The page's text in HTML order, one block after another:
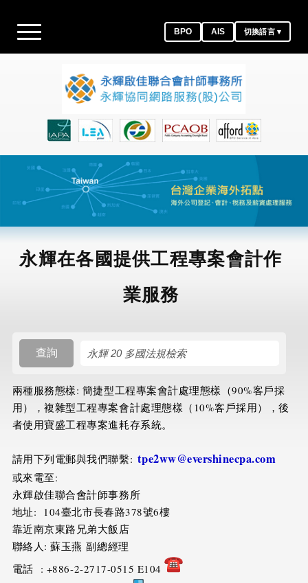
BPO AIS 切換語言 ▾
永輝在各國提供工程專案會計作
業服務
查詢
兩種服務態樣: 簡捷型工程專案會計處理態樣（90%客戶採
用），複雜型工程專案會計處理態樣（10%客戶採用），後
者使用寶盛工程專案進耗存系統。
請用下列電郵與我們聯繫: tpe2ww@evershinecpa.com
或來電至:
永輝啟佳聯合會計師事務所
地址: 104臺北市長春路378號6樓
靠近南京東路兄弟大飯店
聯絡人: 蘇玉燕 副總經理
電話 : +886-2-2717-0515 E104